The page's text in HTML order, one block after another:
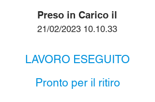
Preso in Carico il
21/02/2023 10.10.33
LAVORO ESEGUITO
Pronto per il ritiro